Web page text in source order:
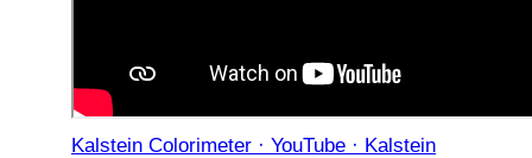
Kalstein Colorimeter · YouTube · Kalstein